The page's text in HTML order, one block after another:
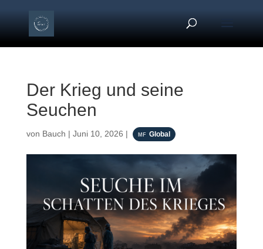
Der Krieg und seine
Seuchen
von Bauch | Juni 10, 2026 | Global